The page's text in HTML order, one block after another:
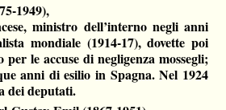
1949),
ministro dell’interno negli anni
mondiale (1914-17), dovette poi
per le accuse di negligenza mossegli;
anni di esilio in Spagna. Nel 1924
dei deputati.